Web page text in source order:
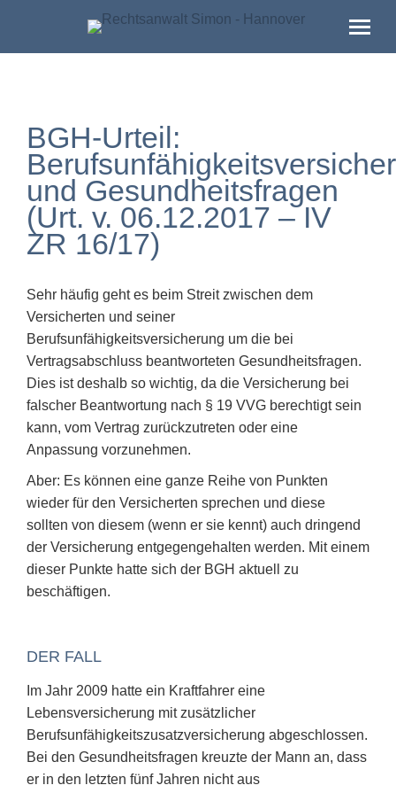
BGH-Urteil:
und Gesundheitsfragen
(Urt. v. 06.12.2017 – IV
ZR 16/17)
Sehr häufig geht es beim Streit zwischen dem
Versicherten und seiner
Berufsunfähigkeitsversicherung um die bei
Vertragsabschluss beantworteten Gesundheitsfragen.
Dies ist deshalb so wichtig, da die Versicherung bei
falscher Beantwortung nach § 19 VVG berechtigt sein
kann, vom Vertrag zurückzutreten oder eine
Anpassung vorzunehmen.
Aber: Es können eine ganze Reihe von Punkten
wieder für den Versicherten sprechen und diese
sollten von diesem (wenn er sie kennt) auch dringend
der Versicherung entgegengehalten werden. Mit einem
dieser Punkte hatte sich der BGH aktuell zu
beschäftigen.
DER FALL
Im Jahr 2009 hatte ein Kraftfahrer eine
Lebensversicherung mit zusätzlicher
Berufsunfähigkeitszusatzversicherung abgeschlossen.
Bei den Gesundheitsfragen kreuzte der Mann an, dass
er in den letzten fünf Jahren nicht aus